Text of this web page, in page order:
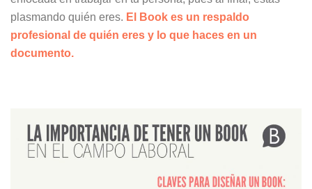
plasmando quién eres. El Book es un respaldo
profesional de quién eres y lo que haces en un
documento.